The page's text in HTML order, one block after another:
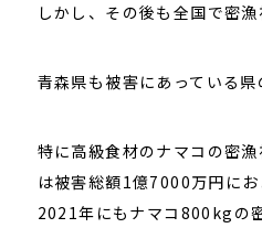
しかし、その後も全国で密漁
青森県も被害にあっている県
特に高級食材のナマコの密
は被害総額1億7000万円にお
2021年にもナマコ800kgの